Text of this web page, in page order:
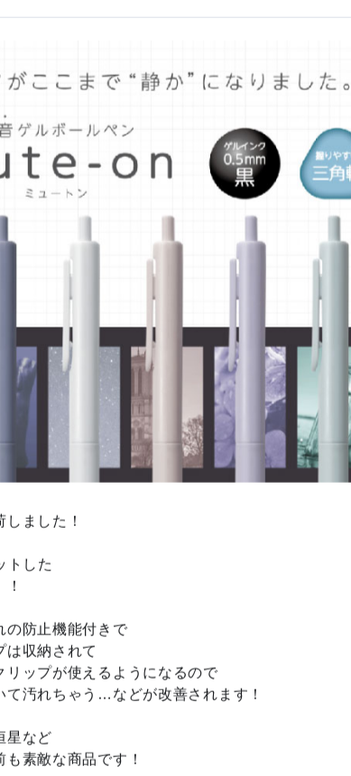
ました！
トした
の防止機能付きで
は収納されて
リップが使えるようになるので
て汚れちゃう…などが改善されます！
星など
素敵な商品です！